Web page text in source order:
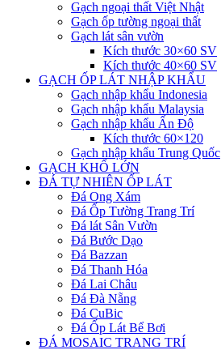
Gạch ngoại thất Việt Nhật
Gạch ốp tường ngoại thất
Gạch lát sân vườn
Kích thước 30×60 SV
Kích thước 40×60 SV
GẠCH ỐP LÁT NHẬP KHẨU
Gạch nhập khẩu Indonesia
Gạch nhập khẩu Malaysia
Gạch nhập khẩu Ấn Độ
Kích thước 60×120
Gạch nhập khẩu Trung Quốc
GẠCH KHỔ LỚN
ĐÁ TỰ NHIÊN ỐP LÁT
Đá Ong Xám
Đá Ốp Tường Trang Trí
Đá lát Sân Vườn
Đá Bước Dạo
Đá Bazzan
Đá Thanh Hóa
Đá Lai Châu
Đá Đà Nẵng
Đá CuBic
Đá Ốp Lát Bể Bơi
ĐÁ MOSAIC TRANG TRÍ